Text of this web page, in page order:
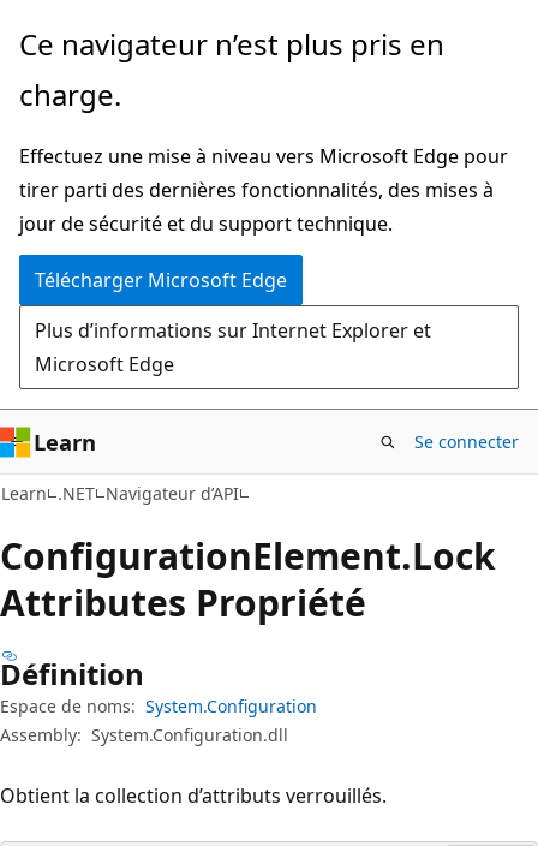
Passer
directement
au
principal
Passer
la
dans
la
page
Ce navigateur n’est plus pris en
charge.
Effectuez une mise à niveau vers Microsoft Edge pour
tirer parti des dernières fonctionnalités, des mises à
jour de sécurité et du support technique.
Télécharger Microsoft Edge
Plus d’informations sur Internet Explorer et
Microsoft Edge
Learn Se connecter
Learn .NET Navigateur d’API
ConfigurationElement.Lock
Attributes Propriété
Définition
Espace de noms: System.Configuration
Assembly: System.Configuration.dll
Obtient la collection d’attributs verrouillés.